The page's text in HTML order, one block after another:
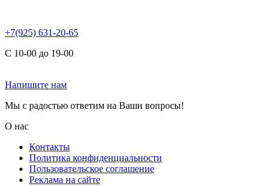
+7(925) 631-20-65
С 10-00 до 19-00
Напишите нам
Мы с радостью ответим на Ваши вопросы!
О нас
Контакты
Политика конфиденциальности
Пользовательское соглашение
Реклама на сайте